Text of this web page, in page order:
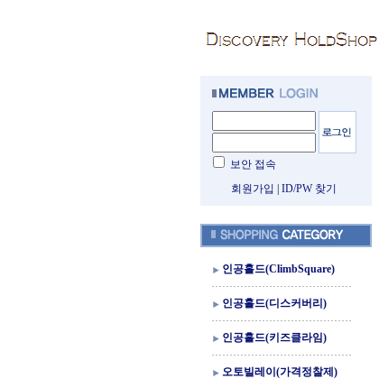
보안 접속
회원가입
ID/PW 찾기
인공홀드(ClimbSquare)
인공홀드(디스커버리)
인공홀드(키즈클라임)
오토빌레이(가격정찰제)